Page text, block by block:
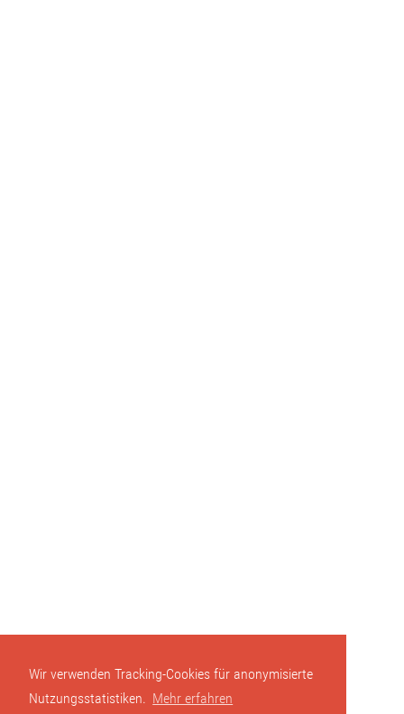
Wir verwenden Tracking-Cookies für anonymisierte
Nutzungsstatistiken. Mehr erfahren